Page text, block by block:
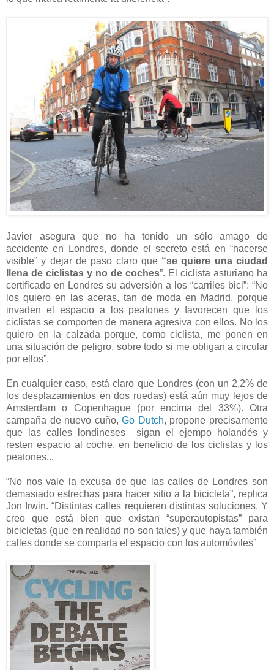
Javier asegura que no ha tenido un sólo amago de
accidente en Londres, donde el secreto está en “hacerse
visible” y dejar de paso claro que “se quiere una ciudad
llena de ciclistas y no de coches”. El ciclista asturiano ha
certificado en Londres su adversión a los “carriles bici”: “No
los quiero en las aceras, tan de moda en Madrid, porque
invaden el espacio a los peatones y favorecen que los
ciclistas se comporten de manera agresiva con ellos. No los
quiero en la calzada porque, como ciclista, me ponen en
una situación de peligro, sobre todo si me obligan a circular
por ellos”.
En cualquier caso, está claro que Londres (con un 2,2% de
los desplazamientos en dos ruedas) está aún muy lejos de
Amsterdam o Copenhague (por encima del 33%). Otra
campaña de nuevo cuño,Go Dutch, propone precisamente
que las calles londineses sigan el ejempo holandés y
resten espacio al coche, en beneficio de los ciclistas y los
peatones...
“No nos vale la excusa de que las calles de Londres son
demasiado estrechas para hacer sitio a la bicicleta”, replica
Jon Irwin. “Distintas calles requieren distintas soluciones. Y
creo que está bien que existan “superautopistas” para
bicicletas (que en realidad no son tales) y que haya también
calles donde se comparta el espacio con los automóviles”